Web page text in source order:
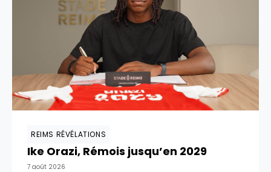
REIMS RÉVÉLATIONS
Ike Orazi, Rémois jusqu’en 2029
7 août 2026